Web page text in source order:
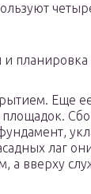
планировка
Еще
площадок.
лаг
а вверху